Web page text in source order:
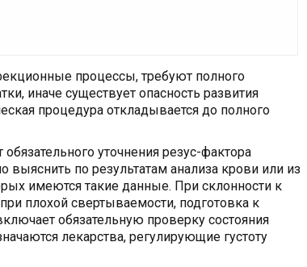
процессы, требуют полного
иначе существует опасность развития
процедура откладывается до полного
уточнения резус-фактора
по результатам анализа крови или из
имеются такие данные. При склонности к
плохой свертываемости, подготовка к
обязательную проверку состояния
лекарства, регулирующие густоту